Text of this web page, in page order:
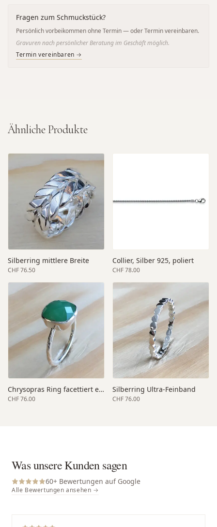
Fragen zum Schmuckstück?
Persönlich vorbeikommen ohne Termin — oder Termin vereinbaren.
Gravuren nach persönlicher Beratung im Geschäft möglich.
Termin vereinbaren →
Ähnliche Produkte
Silberring mittlere Breite
CHF 76.50
Collier, Silber 925, poliert
CHF 78.00
Chrysopras Ring facettiert elegant
CHF 76.00
Silberring Ultra-Feinband
CHF 76.00
Was unsere Kunden sagen
60+ Bewertungen auf Google
Alle Bewertungen ansehen →